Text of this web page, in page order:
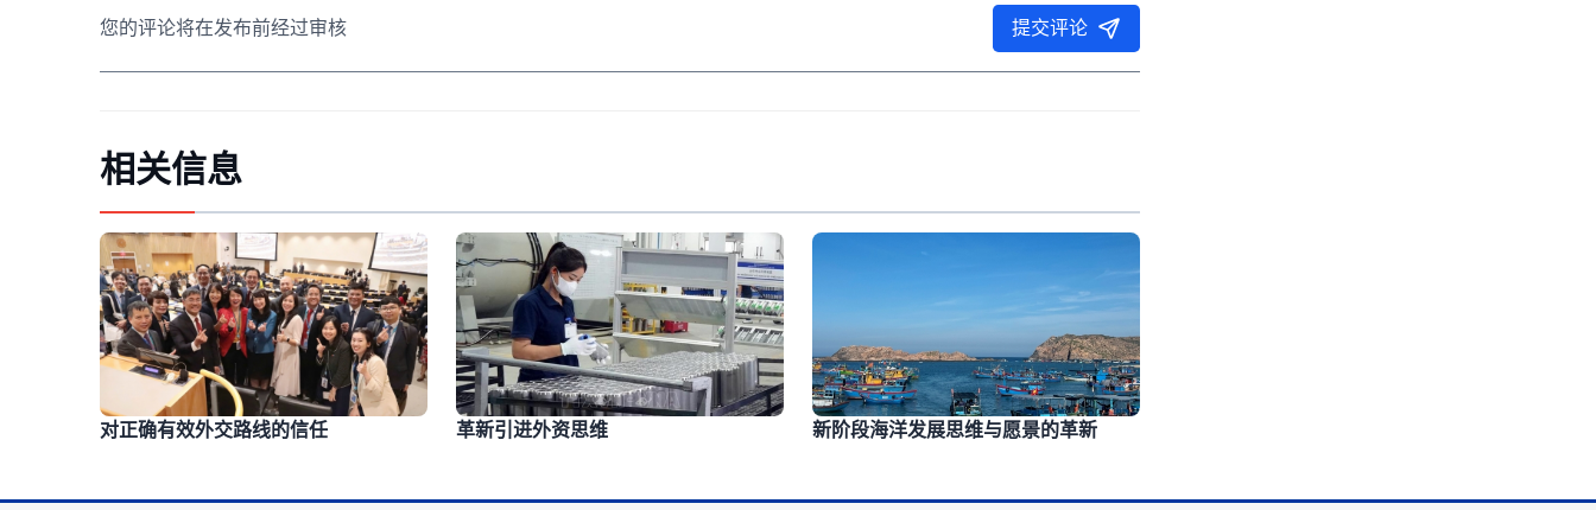
您的评论将在发布前经过审核 提交评论
相关信息
对正确有效外交路线的信任 革新引进外资思维 新阶段海洋发展思维与愿景的革新